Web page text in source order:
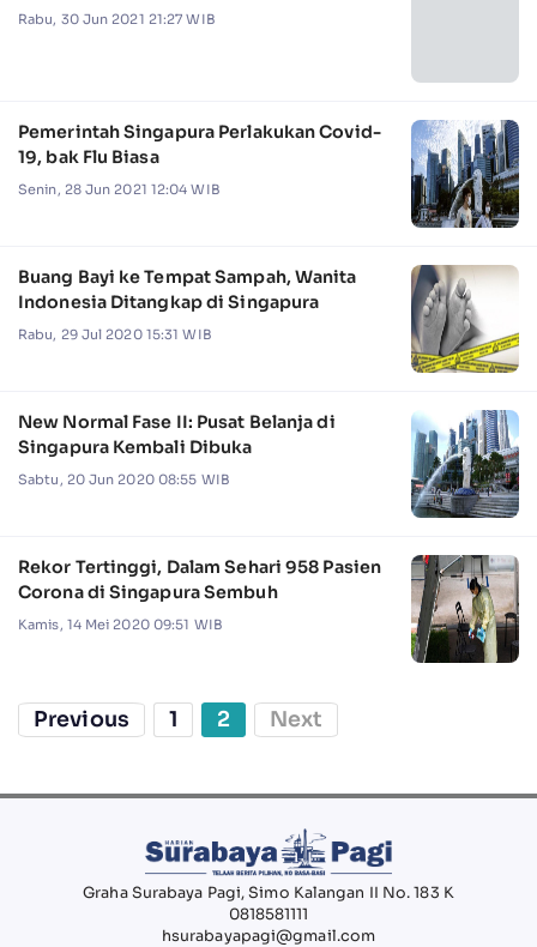
Rabu, 30 Jun 2021 21:27 WIB
Pemerintah Singapura Perlakukan Covid-
19, bak Flu Biasa
Senin, 28 Jun 2021 12:04 WIB
Buang Bayi ke Tempat Sampah, Wanita
Indonesia Ditangkap di Singapura
Rabu, 29 Jul 2020 15:31 WIB
New Normal Fase II: Pusat Belanja di
Singapura Kembali Dibuka
Sabtu, 20 Jun 2020 08:55 WIB
Rekor Tertinggi, Dalam Sehari 958 Pasien
Corona di Singapura Sembuh
Kamis, 14 Mei 2020 09:51 WIB
Previous 1 2 Next
Graha Surabaya Pagi, Simo Kalangan II No. 183 K
0818581111
hsurabayapagi@gmail.com